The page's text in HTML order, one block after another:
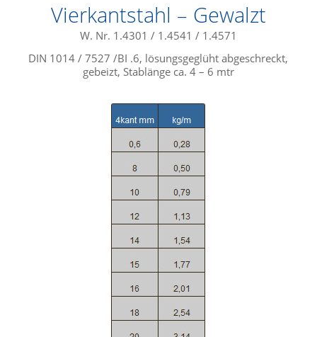
Vierkantstahl – Gewalzt
W. Nr. 1.4301 / 1.4541 / 1.4571
DIN 1014 / 7527 /BI .6, lösungsgeglüht abgeschreckt,
gebeizt, Stablänge ca. 4 – 6 mtr